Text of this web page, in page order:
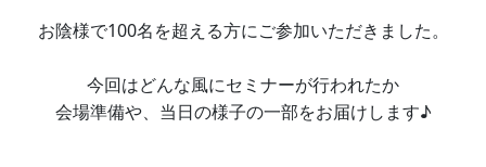
お陰様で100名を超える方にご参加いただきました。
今回はどんな風にセミナーが行われたか
会場準備や、当日の様子の一部をお届けします♪